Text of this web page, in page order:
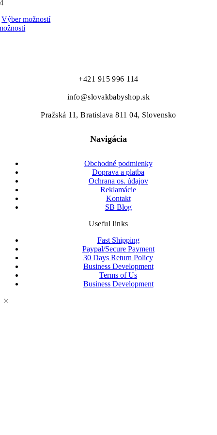
Výber možností
+421 915 996 114
info@slovakbabyshop.sk
Pražská 11, Bratislava 811 04, Slovensko
Navigácia
Obchodné podmienky
Doprava a platba
Ochrana os. údajov
Reklamácie
Kontakt
SB Blog
Useful links
Fast Shipping
Paypal/Secure Payment
30 Days Return Policy
Business Development
Terms of Us
Business Development